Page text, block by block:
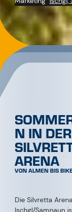
als nur Wander-
Trails zu bieten
SAUBERKEIT ALS
Skisaison